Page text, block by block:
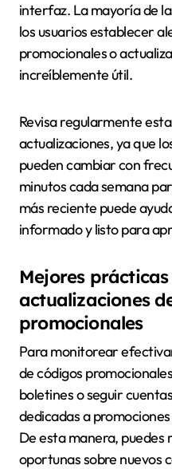
interfaz. La mayoría de
los usuarios establecer
promocionales o
increíblemente útil.
Revisa regularmente
actualizaciones, ya que
pueden cambiar con
minutos cada semana
más reciente puede
informado y listo para
Mejores
actualizaciones
promocionales
Para monitorear
de códigos
boletines o seguir
dedicadas a
De esta manera,
oportunas sobre nuevos